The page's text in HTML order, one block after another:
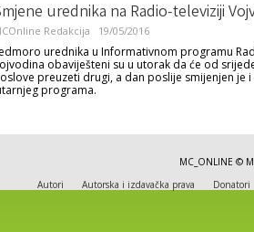
urednika na Radio-televiziji
Redakcija 19/05/2016
urednika u Informativnom programu
obaviješteni su u utorak da će od
preuzeti drugi, a dan poslije smijenjen je
programa.
MC_ONLINE ©
Autori
Autorska i izdavačka prava Donatori